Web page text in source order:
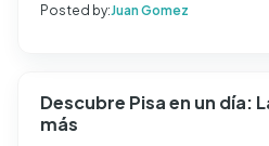
Posted by:Juan Gomez
Descubre Pisa en un día:
más